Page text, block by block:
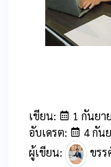
เขียน: 1 กันยา
อับเดรต:
4 กัน
ผู้เขียน:
ขรร